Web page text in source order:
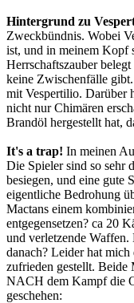
Hintergrund zu
Zweckbündnis. Wobei
ist, und in meinem Kopf
Herrschaftszauber
keine Zwischenfälle
mit Vespertilio. Darüber
nicht nur Chimären
Brandöl hergestellt hat,
It's a trap! In meinen
Die Spieler sind so sehr
besiegen, und eine gute
eigentliche Bedrohung
Mactans einem
entgegensetzen? ca 20
und verletzende Waffen.
danach? Leider hat
zufrieden gestellt. Beide
NACH dem Kampf die
geschehen: